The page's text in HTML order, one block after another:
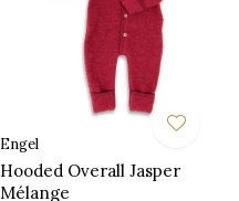
Engel
Hooded Overall Jasper
Mélange